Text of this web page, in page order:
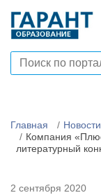
Главная Новости
Компания
литературный
2 сентября 2020